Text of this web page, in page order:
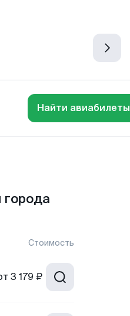
Найти авиабилеты
Стоимость
3 179 ₽